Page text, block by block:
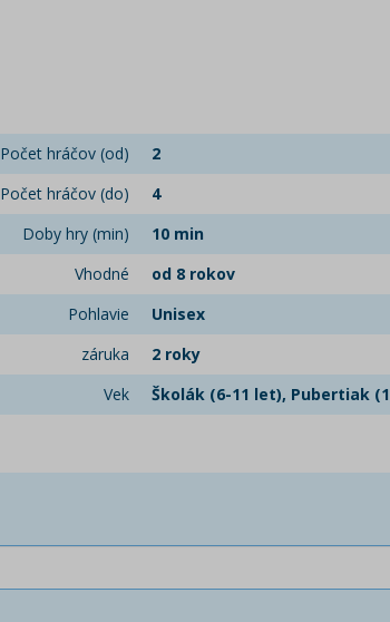
Počet hráčov (od)
2
Počet hráčov (do)
4
Doby hry (min)
10 min
Vhodné
od 8 rokov
Pohlavie
Unisex
záruka
2 roky
Vek
Školák (6-11 let), Pubertiak